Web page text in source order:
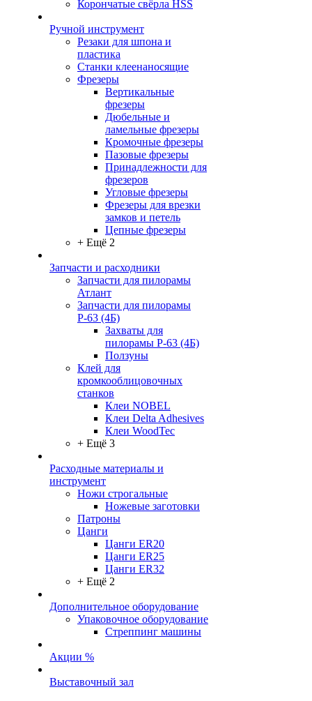
Корончатые свёрла HSS
Ручной инструмент
Резаки для шпона и
пластика
Станки клеенаносящие
Фрезеры
Вертикальные
фрезеры
Дюбельные и
ламельные фрезеры
Кромочные фрезеры
Пазовые фрезеры
Принадлежности для
фрезеров
Угловые фрезеры
Фрезеры для врезки
замков и петель
Цепные фрезеры
+ Ещё 2
Запчасти и расходники
Запчасти для пилорамы
Атлант
Запчасти для пилорамы
Р-63 (4Б)
Захваты для
пилорамы Р-63 (4Б)
Ползуны
Клей для
кромкооблицовочных
станков
Клеи NOBEL
Клеи Delta Adhesives
Клеи WoodTec
+ Ещё 3
Расходные материалы и
инструмент
Ножи строгальные
Ножевые заготовки
Патроны
Цанги
Цанги ER20
Цанги ER25
Цанги ER32
+ Ещё 2
Дополнительное оборудование
Упаковочное оборудование
Стреппинг машины
Акции %
Выставочный зал